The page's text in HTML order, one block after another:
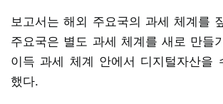
보고서는 해외 주요국의 과세 체계를
주요국은 별도 과세 체계를 새로 만들
이득 과세 체계 안에서 디지털자산을
했다.